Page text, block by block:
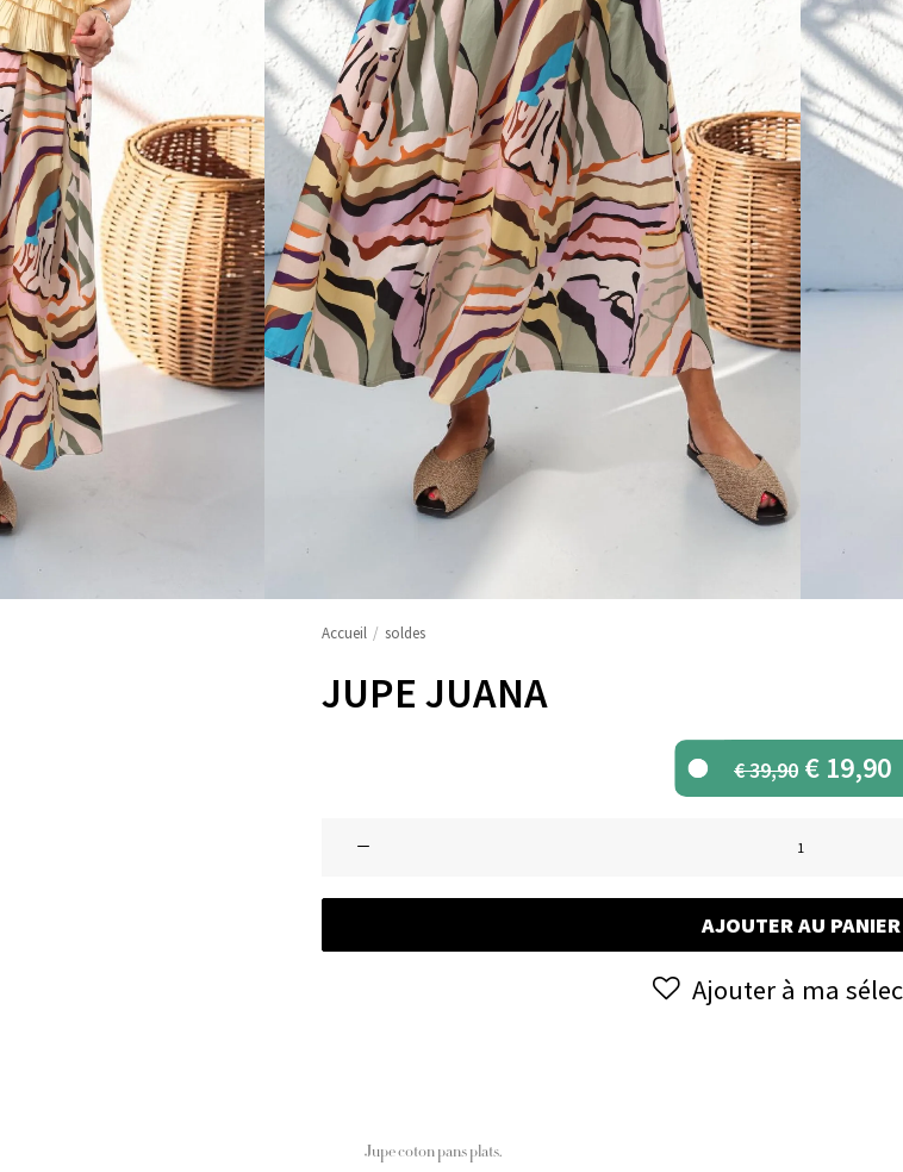
Accueil soldes
JUPE JUANA
€39,90 Le
prix
€ 39,90.
€ 19,90Le
Jupe
JUANA
AJOUTER AU PANIER
Ajouter à ma
Jupe coton pans plats.